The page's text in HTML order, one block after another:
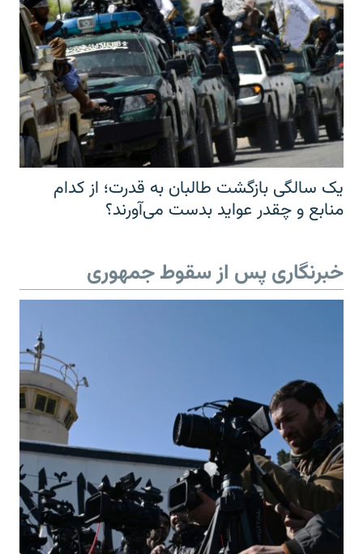
یک سالگی بازگشت طالبان به قدرت؛ از کدام
منابع و چقدر عواید بدست می‌آورند؟
خبرنگاری پس از سقوط جمهوری